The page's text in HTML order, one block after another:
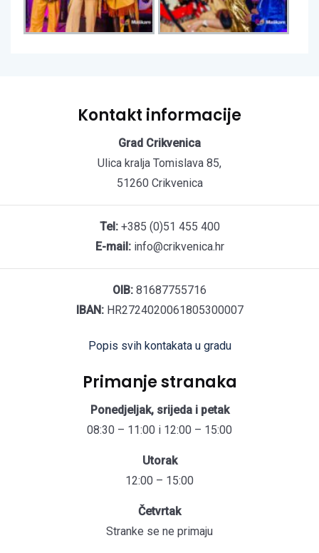
Kontakt informacije
Grad Crikvenica
Ulica kralja Tomislava 85,
51260 Crikvenica
Tel:+385 (0)51 455 400
E-mail:info@crikvenica.hr
OIB: 81687755716
IBAN:HR2724020061805300007
Popis svih kontakata u gradu
Primanje stranaka
Ponedjeljak, srijeda i petak
08:30 – 11:00 i 12:00 – 15:00
Utorak
12:00 – 15:00
Četvrtak
Stranke se ne primaju